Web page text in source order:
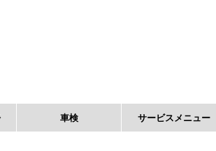
車検 サービスメニュー